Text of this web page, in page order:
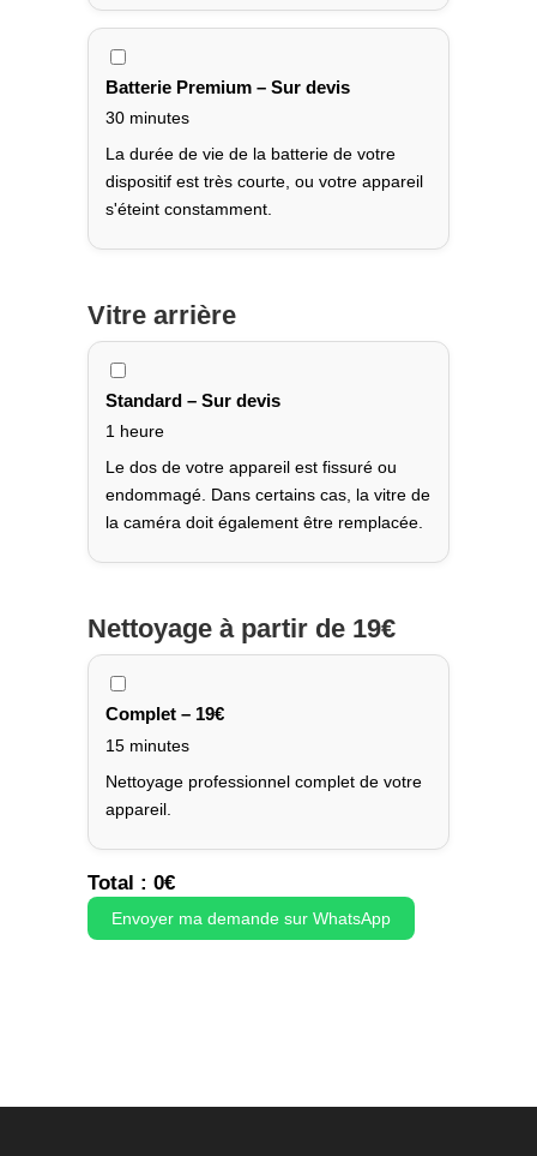
Batterie Premium – Sur devis
30 minutes
La durée de vie de la batterie de votre
dispositif est très courte, ou votre appareil
s'éteint constamment.
Vitre arrière
Standard – Sur devis
1 heure
Le dos de votre appareil est fissuré ou
endommagé. Dans certains cas, la vitre de
la caméra doit également être remplacée.
Nettoyage à partir de 19€
Complet – 19€
15 minutes
Nettoyage professionnel complet de votre
appareil.
Total : 0€
Envoyer ma demande sur WhatsApp